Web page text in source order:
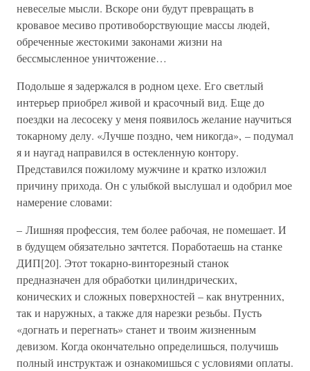
невеселые мысли. Вскоре они будут превращать в
кровавое месиво противоборствующие массы людей,
обреченные жестокими законами жизни на
бессмысленное уничтожение…
Подольше я задержался в родном цехе. Его светлый
интерьер приобрел живой и красочный вид. Еще до
поездки на лесосеку у меня появилось желание научиться
токарному делу. «Лучше поздно, чем никогда», – подумал
я и наугад направился в остекленную контору.
Представился пожилому мужчине и кратко изложил
причину прихода. Он с улыбкой выслушал и одобрил мое
намерение словами:
– Лишняя профессия, тем более рабочая, не помешает. И
в будущем обязательно зачтется. Поработаешь на станке
ДИП[20]. Этот токарно-винторезный станок
предназначен для обработки цилиндрических,
конических и сложных поверхностей – как внутренних,
так и наружных, а также для нарезки резьбы. Пусть
«догнать и перегнать» станет и твоим жизненным
девизом. Когда окончательно определишься, получишь
полный инструктаж и ознакомишься с условиями оплаты.